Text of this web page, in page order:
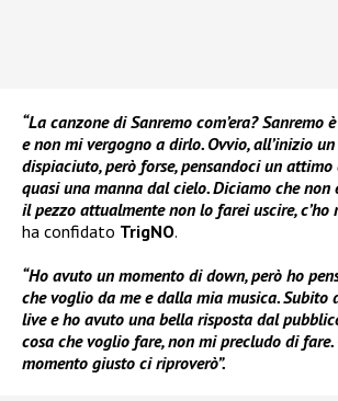
“La canzone di Sanremo com’era? Sanremo
e non mi vergogno a dirlo. Ovvio, all’inizio un
dispiaciuto, però forse, pensandoci un
quasi una manna dal cielo. Diciamo che non
il pezzo attualmente non lo farei uscire, c’ho
ha confidato TrigNO.
“Ho avuto un momento di down, però ho
che voglio da me e dalla mia musica. Subito
live e ho avuto una bella risposta dal
cosa che voglio fare, non mi precludo di
momento giusto ci riproverò”.